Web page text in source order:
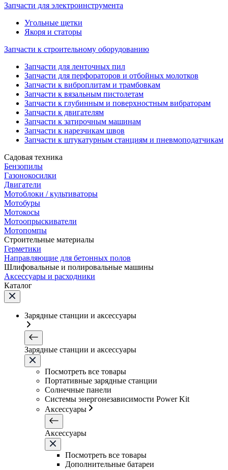
Запчасти для электроинструмента
Угольные щетки
Якоря и статоры
Запчасти к строительному оборудованию
Запчасти для ленточных пил
Запчасти для перфораторов и отбойных молотков
Запчасти к виброплитам и трамбовкам
Запчасти к вязальным пистолетам
Запчасти к глубинным и поверхностным вибраторам
Запчасти к двигателям
Запчасти к затирочным машинам
Запчасти к нарезчикам швов
Запчасти к штукатурным станциям и пневмоподатчикам
Садовая техника
Бензопилы
Газонокосилки
Двигатели
Мотоблоки / культиваторы
Мотобуры
Мотокосы
Мотоопрыскиватели
Мотопомпы
Строительные материалы
Герметики
Направляющие для бетонных полов
Шлифовальные и полировальные машины
Аксессуары и расходники
Каталог
Зарядные станции и аксессуары
Зарядные станции и аксессуары
Посмотреть все товары
Портативные зарядные станции
Солнечные панели
Системы энергонезависимости Power Kit
Аксессуары
Аксессуары
Посмотреть все товары
Дополнительные батареи